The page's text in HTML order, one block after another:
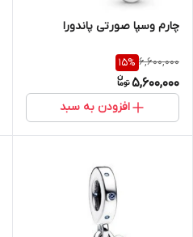
چارم وسپا صورتی پاندورا
6,600,000
15%
5,600,000
افزودن به سبد